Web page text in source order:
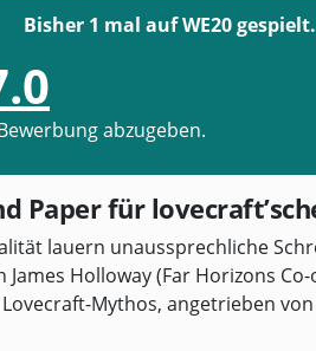
Bisher 1 mal auf WE20 gespielt.
abzugeben.
Paper für
lauern unaussprechliche
James Holloway (Far Horizons
Mythos, angetrieben